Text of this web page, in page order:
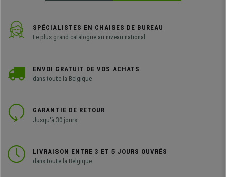
SPÉCIALISTES EN CHAISES DE BUREAU
Le plus grand catalogue au niveau national
ENVOI GRATUIT DE VOS ACHATS
dans toute la Belgique
GARANTIE DE RETOUR
Jusqu'à 30 jours
LIVRAISON ENTRE 3 ET 5 JOURS OUVRÉS
dans toute la Belgique